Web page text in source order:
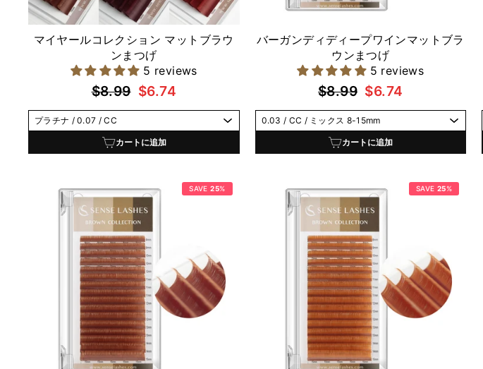
マイヤールコレクション マットブラウ
ンまつげ
5 reviews
通
常
価
$8.99 セ
ー
ル
価
$6.74
カートに追加
バーガンディディープワインマットブラ
ウンまつげ
5 reviews
通
常
価
格
$8.99 セ
ー
ル
価
$6.74
カートに追加
SAVE25% SAVE 25%